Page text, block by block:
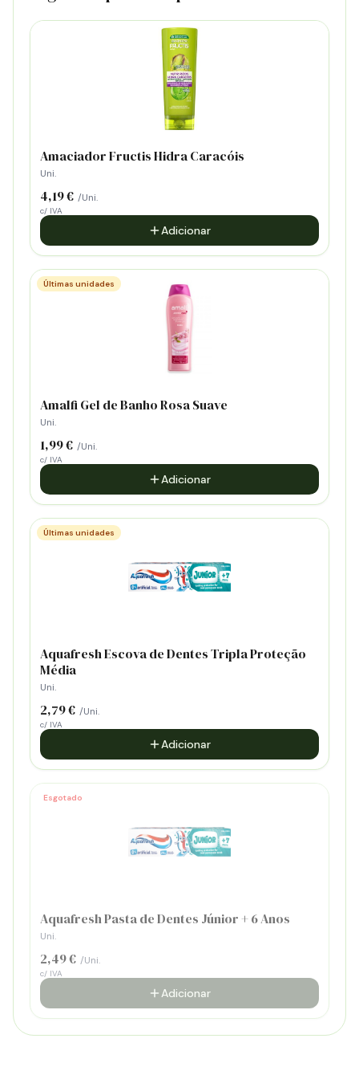
Amaciador Fructis Hidra Caracóis
Uni.
4,19 € /Uni.
c/ IVA
Adicionar
Últimas unidades
Amalfi Gel de Banho Rosa Suave
Uni.
1,99 € /Uni.
c/ IVA
Adicionar
Últimas unidades
Aquafresh Escova de Dentes Tripla Proteção
Média
Uni.
2,79 € /Uni.
c/ IVA
Adicionar
Esgotado
Aquafresh Pasta de Dentes Júnior + 6 Anos
Uni.
2,49 € /Uni.
c/ IVA
Adicionar